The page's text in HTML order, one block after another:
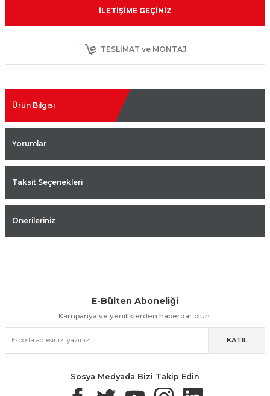
İLETIŞIME GEÇINIZ
TESLİMAT ve MONTAJ
Ürün Bilgisi
Yorumlar
Taksit Seçenekleri
Önerileriniz
Kolay İade & Değişim Güvenli Alışveriş
Güvenli Paketleme Taksit / Havale İle Alışveriş Kolay İade & Değişim
E-Bülten Aboneliği
Kampanya ve yeniliklerden haberdar olun.
KATIL
Sosya Medyada Bizi Takip Edin